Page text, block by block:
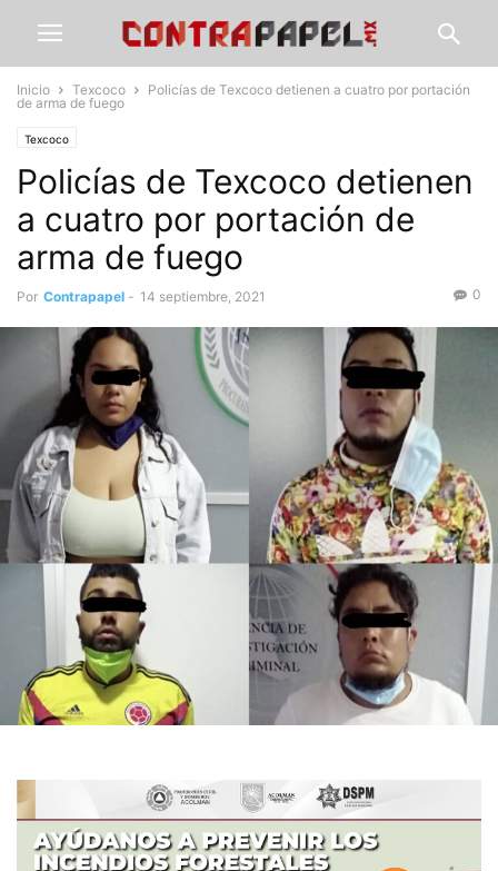
Inicio Texcoco
Policías de Texcoco detienen a cuatro por portación
de arma de fuego
Texcoco
Policías de Texcoco detienen
a cuatro por portación de
arma de fuego
Por Contrapapel - 14 septiembre, 2021 0